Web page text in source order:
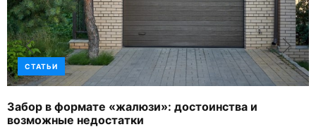
СТАТЬИ
Забор в формате «жалюзи»: достоинства и
возможные недостатки